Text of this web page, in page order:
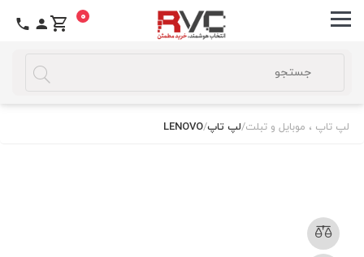
0
لپ تاپ ، موبایل و تبلت/لپ تاپ/
LENOVO